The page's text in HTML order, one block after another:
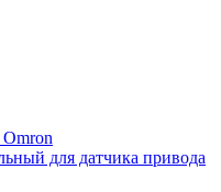
для датчика привода